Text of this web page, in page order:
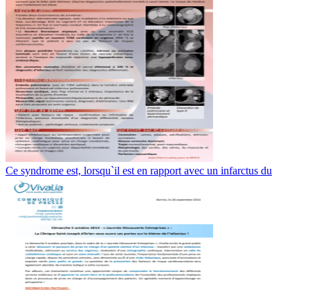
Ce syndrome est, lorsqu`il est en rapport avec un infarctus du